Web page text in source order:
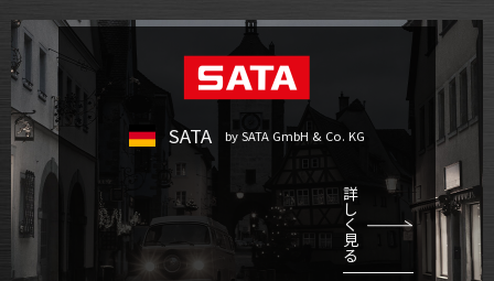
SATA by SATA GmbH & Co. KG
詳
し
く
見
る